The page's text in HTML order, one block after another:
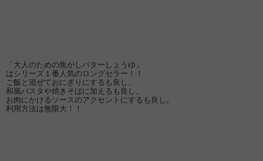
「大人のための焦がしバターしょうゆ」
はシリーズ１番人気のロングセラー！！
ご飯と混ぜておにぎりにするも良し、
和風パスタや焼きそばに加えるも良し、
お肉にかけるソースのアクセントにするも良し。
利用方法は無限大！！